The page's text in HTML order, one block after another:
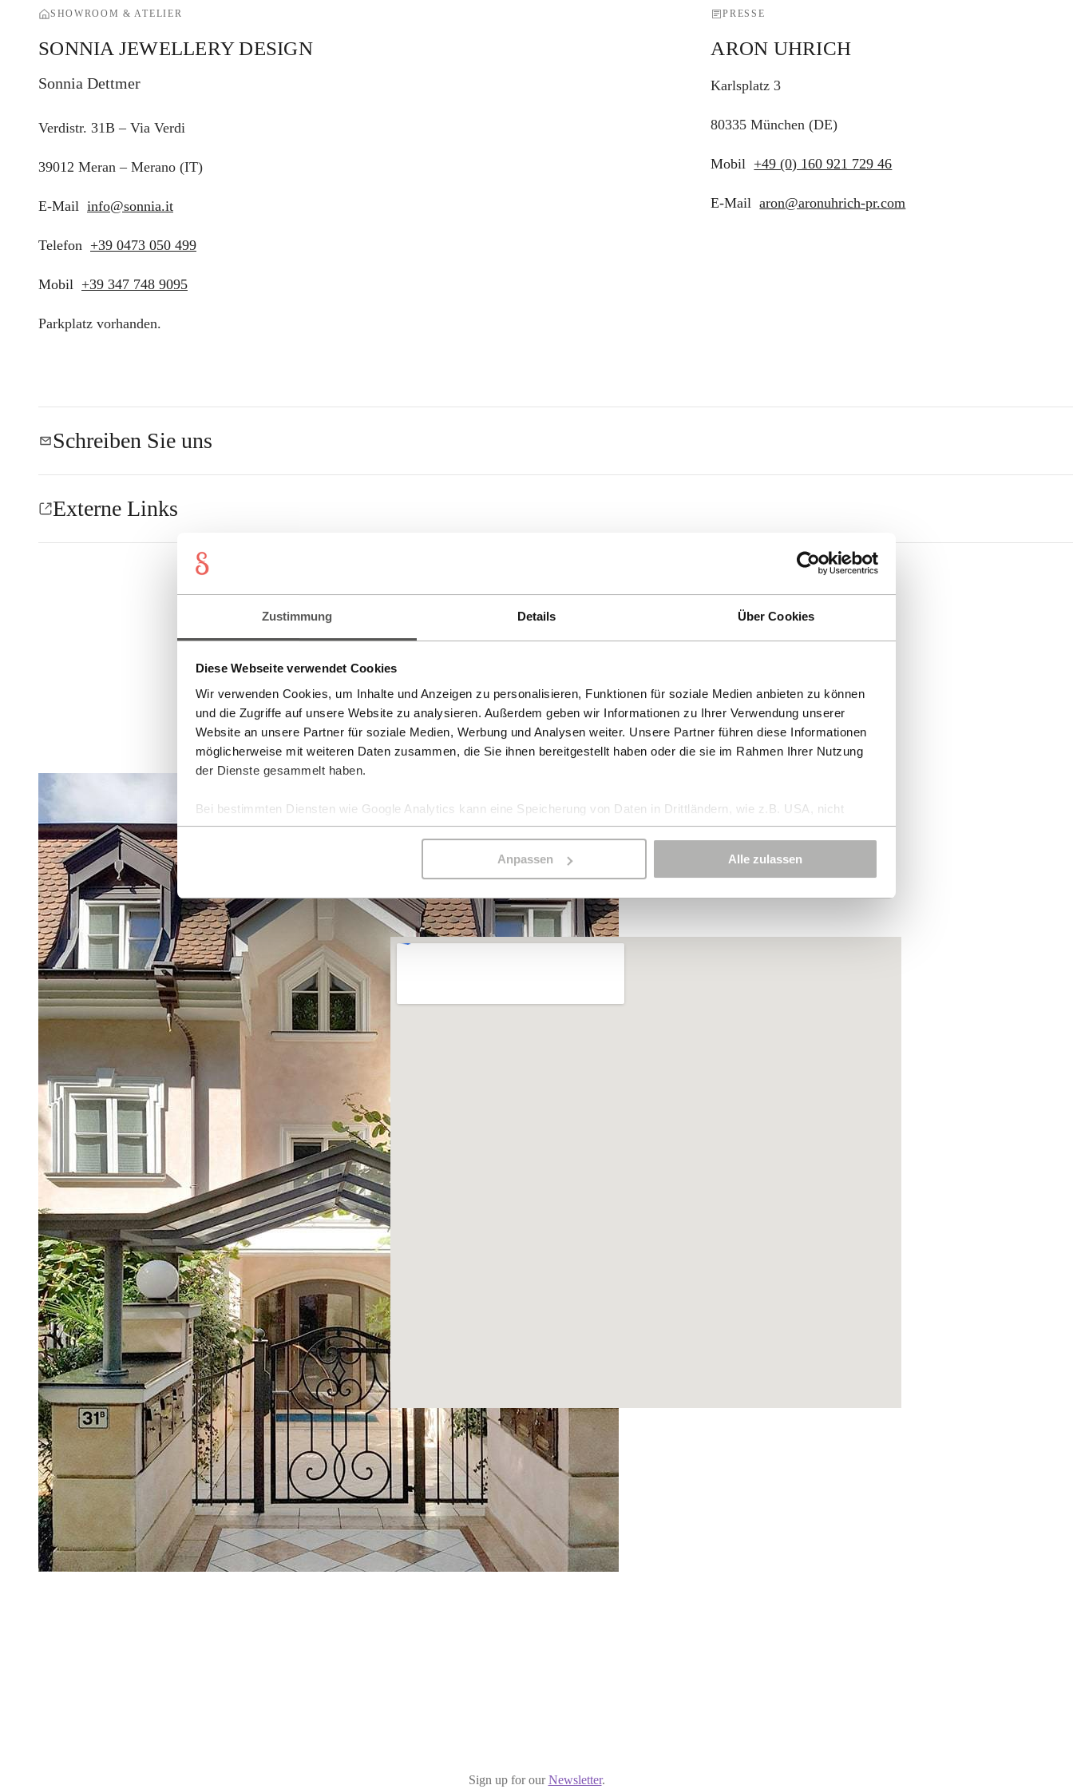
Zustimmung Details Über Cookies
Diese Webseite verwendet Cookies
Wir verwenden Cookies, um Inhalte und Anzeigen zu personalisieren, Funktionen für soziale Medien anbieten zu können
und die Zugriffe auf unsere Website zu analysieren. Außerdem geben wir Informationen zu Ihrer Verwendung unserer
Website an unsere Partner für soziale Medien, Werbung und Analysen weiter. Unsere Partner führen diese Informationen
möglicherweise mit weiteren Daten zusammen, die Sie ihnen bereitgestellt haben oder die sie im Rahmen Ihrer Nutzung
der Dienste gesammelt haben.
Bei bestimmten Diensten wie Google Analytics kann eine Speicherung von Daten in Drittländern, wie z.B. USA, nicht
ausgeschlossen werden.
Anpassen Alle zulassen
SHOWROOM & ATELIER
SONNIA JEWELLERY DESIGN
Sonnia Dettmer
Verdistr. 31B – Via Verdi
39012 Meran – Merano (IT)
E-Mail info@sonnia.it
Telefon +39 0473 050 499
Mobil +39 347 748 9095
Parkplatz vorhanden.
PRESSE
ARON UHRICH
Karlsplatz 3
80335 München (DE)
Mobil +49 (0) 160 921 729 46
E-Mail aron@aronuhrich-pr.com
Schreiben Sie uns
Externe Links
Sign up for ourNewsletter.